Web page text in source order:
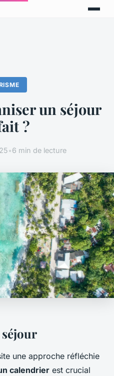
un séjour
?
•6 min de lecture
une approche réfléchie
calendrier est crucial